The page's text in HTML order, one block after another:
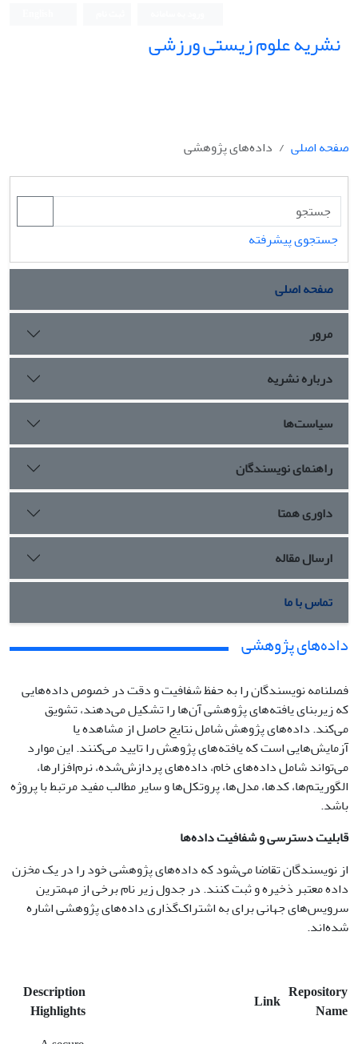
نشریه علوم زیستی ورزشی
صفحه اصلی داده‌های پژوهشی
جستجوی پیشرفته
صفحه اصلی
مرور
درباره نشریه
سیاست‌ها
راهنمای نویسندگان
داوری همتا
ارسال مقاله
تماس با ما
داده‌های پژوهشی
فصلنامه نویسندگان را به حفظ شفافیت و دقت در خصوص داده‌هایی
که زیربنای یافته‌های پژوهشی آن‌ها را تشکیل می‌دهند، تشویق
می‌کند. داده‌های پژوهش شامل نتایج حاصل از مشاهده یا
آزمایش‌هایی است که یافته‌های پژوهش را تایید می‌کنند. این موارد
می‌تواند شامل داده‌های خام، داده‌های پردازش‌شده، نرم‌افزارها،
الگوریتم‌ها، کدها، مدل‌ها، پروتکل‌ها و سایر مطالب مفید مرتبط با پروژه
باشد.
قابلیت دسترسی و شفافیت داده‌ها
از نویسندگان تقاضا می‌شود که داده‌های پژوهشی خود را در یک مخزن
داده معتبر ذخیره و ثبت کنند. در جدول زیر نام برخی از مهمترین
سرویس‌های جهانی برای به اشتراک‌گذاری داده‌های پژوهشی اشاره
شده‌اند.
Repository
Name
Link
Description
Highlights